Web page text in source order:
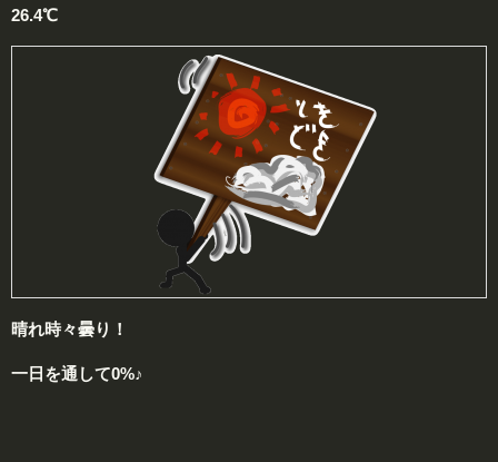
26.4℃
晴れ時々曇り！
一日を通して0%♪